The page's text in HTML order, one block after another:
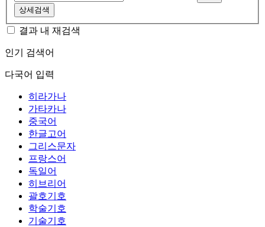
상세검색
결과 내 재검색
인기 검색어
다국어 입력
히라가나
가타카나
중국어
한글고어
그리스문자
프랑스어
독일어
히브리어
괄호기호
학술기호
기술기호